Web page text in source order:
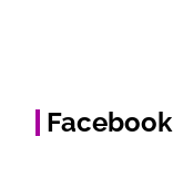
Facebook